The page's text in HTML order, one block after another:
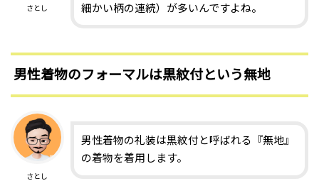
さとし
細かい柄の連続）が多いんですよね。
男性着物のフォーマルは黒紋付という無地
さとし
男性着物の礼装は黒紋付と呼ばれる『無地』
の着物を着用します。